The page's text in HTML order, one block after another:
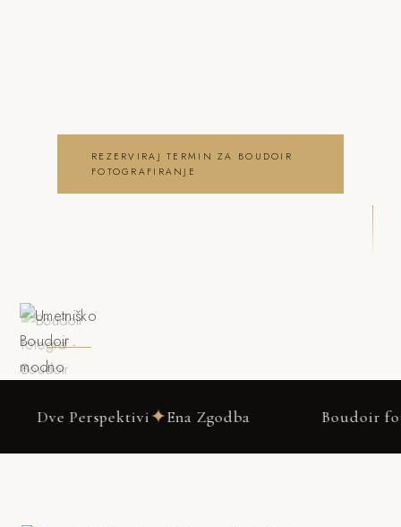
REZERVIRAJ TERMIN ZA BOUDOIR
FOTOGRAFIRANJE
✦Ena Zgodba Boudoir